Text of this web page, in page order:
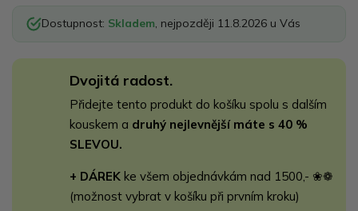
Dostupnost: Skladem, nejpozději 11.8.2026 u Vás
Dvojitá radost.
Přidejte tento produkt do košíku spolu s dalším
kouskem a druhý nejlevnější máte s 40 %
SLEVOU.
+ DÁREK ke všem objednávkám nad 1500,- ❀❁
(možnost vybrat v košíku při prvním kroku)